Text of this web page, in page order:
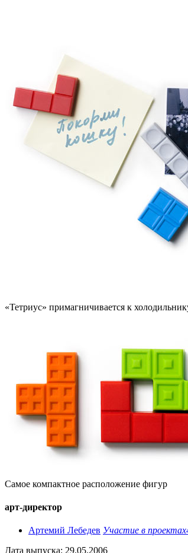
«Тетриус» примагничивается к
Самое компактное расположение фигур
арт-директор
Артемий Лебедев Участие в проектах
Дата выпуска: 29.05.2006